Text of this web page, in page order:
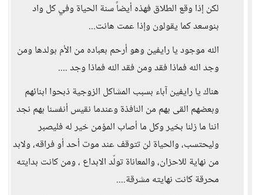
لكن إذا وقع الطلاق فهذه أيضاً سنة الحياة وفي كل واد
بنوسعد كما يقولون وإذا عمت هانت...
الله موجود يا رايفين وهو أرحم بعباده من الأم بولدها ومن
وجد الله فماذا فقد ومن فقد الله فماذا وجد ....
هناك يا رايفين آباء بسبب المشاكل الزوجية ذبحوا ابنائهم
وبعضهم القى بهم من النافذة وعندما نقيس أنفسنا بهم نجد
اننا ما زلنا بخير وكل ما أصاب المؤمن خير له فليصبر
وليحتسب، والحياة لن تتوقف عند موت أحد أو فراقه، ولابد
من نهاية للاحزان، والمعاناة تولّد الابداع ، ومن كانت بدايته
محرقة كانت نهايته مشرقة....